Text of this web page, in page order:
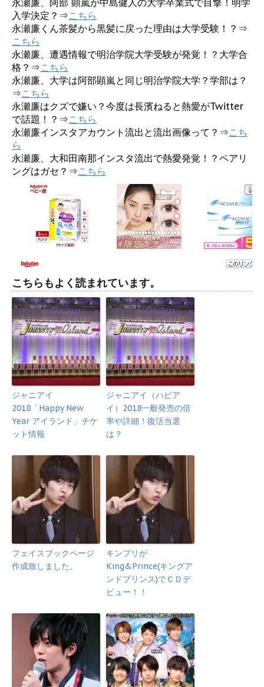
入学決定？⇒こちら
永瀬廉くん茶髪から黒髪に戻った理由は大学受験！？⇒
こちら
永瀬廉、遭遇情報で明治学院大学受験が発覚！？大学合
格？⇒こちら
永瀬廉、大学は阿部顕嵐と同じ明治学院大学？学部は？
⇒こちら
永瀬廉はクズで嫌い？今度は長濱ねると熱愛がTwitter
で話題！？⇒こちら
永瀬廉インスタアカウント流出と流出画像って？⇒こち
ら
永瀬廉、大和田南那インスタ流出で熱愛発覚！？ペアリ
ングはガセ？⇒こちら
こちらもよく読まれています。
ジャニアイ
2018「Happy New
Year アイランド」チケ
ット情報
ジャニアイ（ハピア
イ）2018一般発売の倍
率や詳細！復活当選
は？
フェイスブックページ
作成致しました。
キンプリが
King&Prince(キングア
ンドプリンス)でＣＤデ
ビュー！！